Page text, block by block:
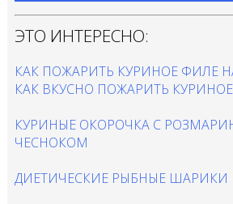
ЭТО ИНТЕРЕСНО:
КАК ПОЖАРИТЬ КУРИНОЕ ФИЛЕ
КАК ВКУСНО ПОЖАРИТЬ
КУРИНЫЕ ОКОРОЧКА С
ЧЕСНОКОМ
ДИЕТИЧЕСКИЕ РЫБНЫЕ ШАРИКИ